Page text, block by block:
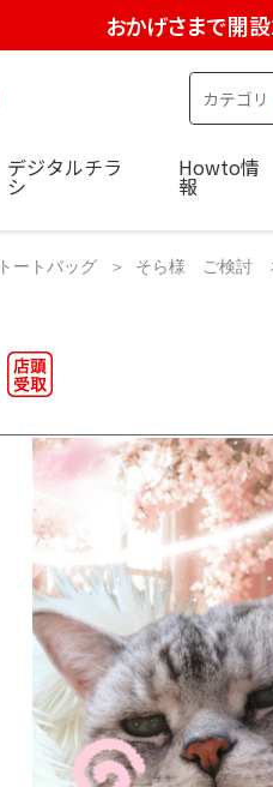
おかげさまで開
デジタルチラ
シ
Howto情
報
トートバッグ そら様 ご検討 ネ